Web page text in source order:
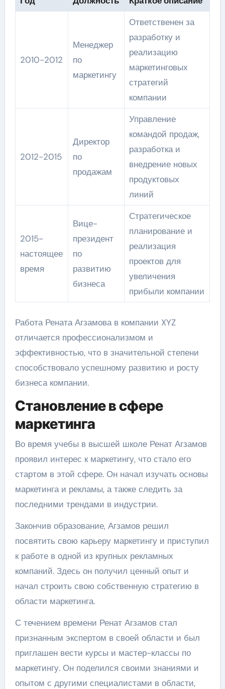
2010-2012
Менеджер
по
маркетингу
Ответственен за
разработку и
реализацию
маркетинговых
стратегий
компании
2012-2015
Директор
по
продажам
Управление
командой продаж,
разработка и
внедрение новых
продуктовых
линий
2015-
настоящее
время
Вице-
президент
по
развитию
бизнеса
Стратегическое
планирование и
реализация
проектов для
увеличения
прибыли компании
Работа Рената Агзамова в компании XYZ
отличается профессионализмом и
эффективностью, что в значительной степени
способствовало успешному развитию и росту
бизнеса компании.
Становление в сфере
маркетинга
Во время учебы в высшей школе Ренат Агзамов
проявил интерес к маркетингу, что стало его
стартом в этой сфере. Он начал изучать основы
маркетинга и рекламы, а также следить за
последними трендами в индустрии.
Закончив образование, Агзамов решил
посвятить свою карьеру маркетингу и приступил
к работе в одной из крупных рекламных
компаний. Здесь он получил ценный опыт и
начал строить свою собственную стратегию в
области маркетинга.
С течением времени Ренат Агзамов стал
признанным экспертом в своей области и был
приглашен вести курсы и мастер-классы по
маркетингу. Он поделился своими знаниями и
опытом с другими специалистами в области,